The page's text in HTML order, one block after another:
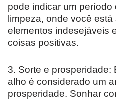
pode indicar um período
limpeza, onde você
elementos indesejáveis
coisas positivas.
3. Sorte e prosperidade:
alho é considerado um
prosperidade. Sonhar